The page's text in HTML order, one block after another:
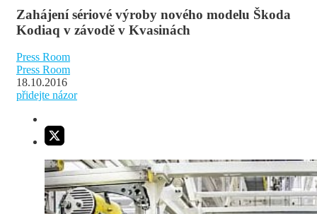
Zahájení sériové výroby nového modelu Škoda
Kodiaq v závodě v Kvasinách
Press Room
Press Room
18.10.2016
přidejte názor